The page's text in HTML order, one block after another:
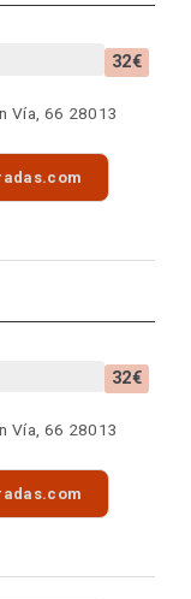
32€
Vía, 66 28013
32€
Vía, 66 28013